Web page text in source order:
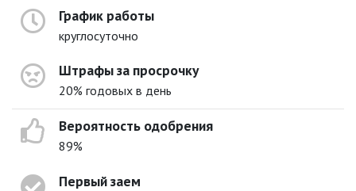
График работы
круглосуточно
Штрафы за просрочку
20% годовых в день
Вероятность одобрения
89%
Первый заем